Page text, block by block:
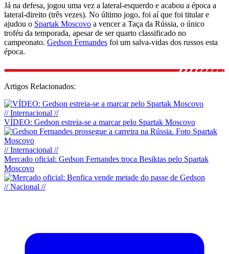
Já na defesa, jogou uma vez a lateral-esquerdo e acabou a época a
lateral-direito (três vezes). No último jogo, foi aí que foi titular e
ajudou o Spartak Moscovo a vencer a Taça da Rússia, o único
troféu da temporada, apesar de ser quarto classificado no
campeonato. Gedson Fernandes foi um salva-vidas dos russos esta
época.
Artigos Relacionados:
// Internacional //
VÍDEO: Gedson estreia-se a marcar pelo Spartak Moscovo
// Internacional //
Mercado oficial: Gedson Fernandes troca Besiktas pelo Spartak
Moscovo
// Nacional //